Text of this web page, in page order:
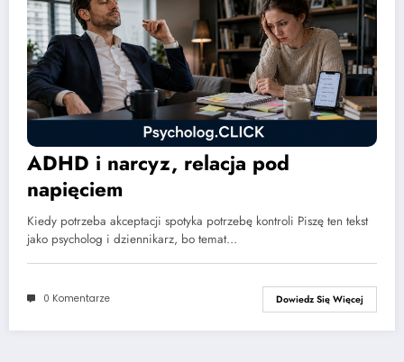
ADHD i narcyz, relacja pod
napięciem
Kiedy potrzeba akceptacji spotyka potrzebę kontroli Piszę ten tekst
jako psycholog i dziennikarz, bo temat…
0 Komentarze Dowiedz Się Więcej